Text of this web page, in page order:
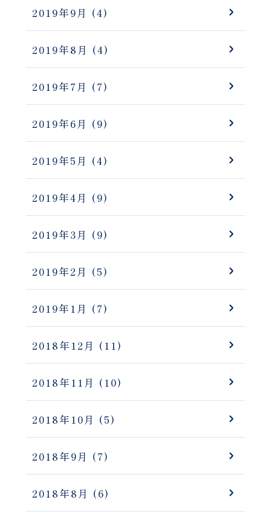
2019年9月 (4)
2019年8月 (4)
2019年7月 (7)
2019年6月 (9)
2019年5月 (4)
2019年4月 (9)
2019年3月 (9)
2019年2月 (5)
2019年1月 (7)
2018年12月 (11)
2018年11月 (10)
2018年10月 (5)
2018年9月 (7)
2018年8月 (6)